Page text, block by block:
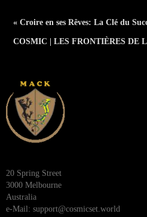
« Croire en ses Rêves: La Clé du
COSMIC | LES FRONTIÈRES DE
20 Spring Street
3000 Melbourne
Australia
e-Mail: support@cosmicset.world